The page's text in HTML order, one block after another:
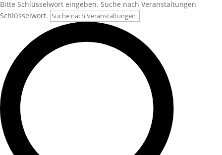
Bitte Schlüsselwort eingeben. Suche nach Veranstaltungen
Schlüsselwort.